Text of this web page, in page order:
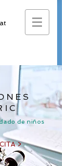
de niños
>